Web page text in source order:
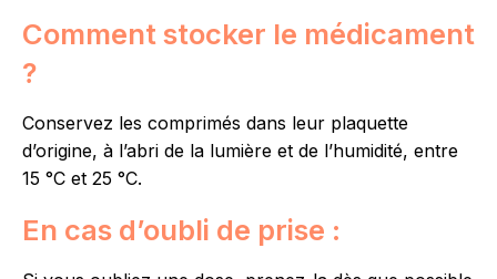
Comment stocker le médicament
?
Conservez les comprimés dans leur plaquette
d’origine, à l’abri de la lumière et de l’humidité, entre
15 °C et 25 °C.
En cas d’oubli de prise :